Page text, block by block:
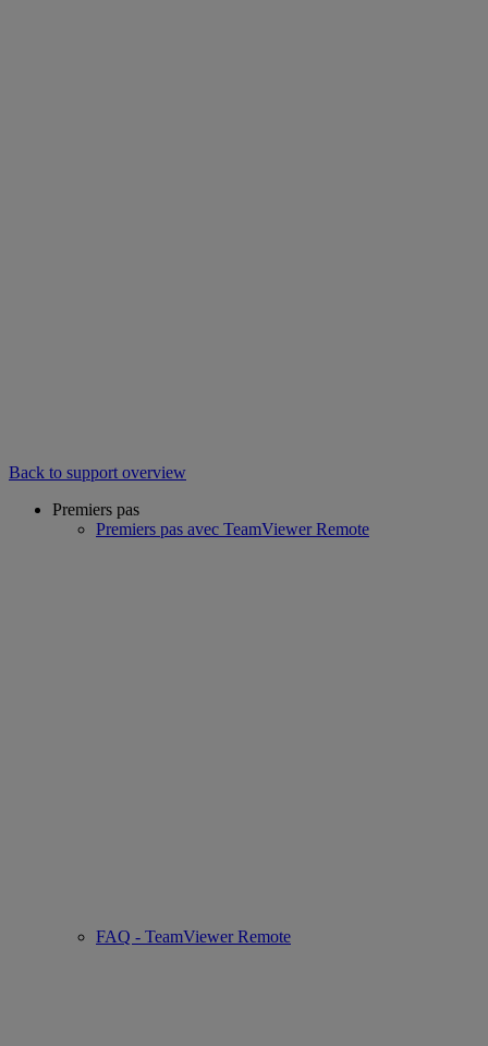
Back to support overview
Premiers pas
Premiers pas avec TeamViewer Remote
FAQ - TeamViewer Remote